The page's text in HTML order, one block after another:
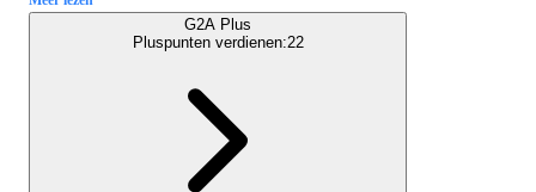
G2A Plus
Pluspunten verdienen:22